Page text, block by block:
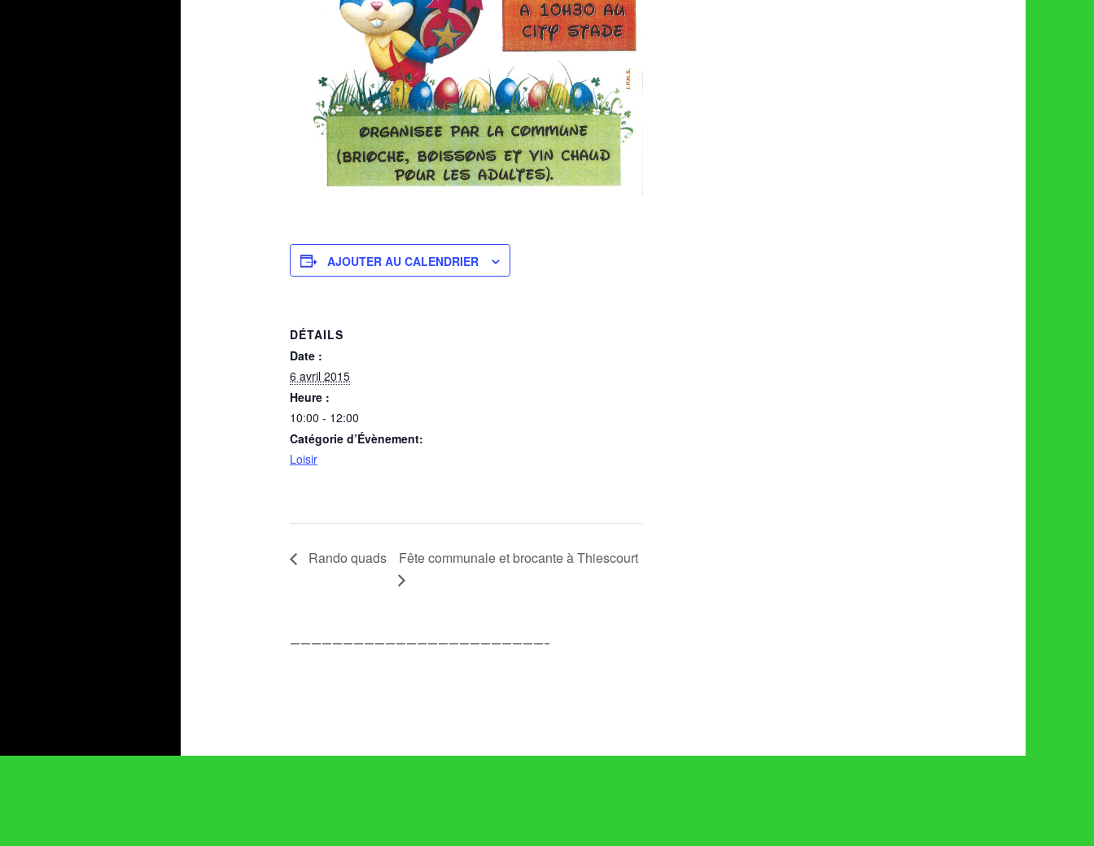
AJOUTER AU CALENDRIER
DÉTAILS
Date :
6 avril 2015
Heure :
10:00 - 12:00
Catégorie d’Évènement:
Loisir
Rando quads Fête communale et brocante à Thiescourt
————————————————————————–